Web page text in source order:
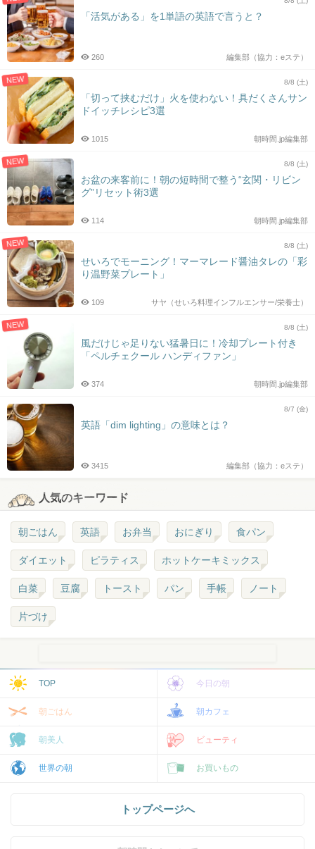
「活気がある」を1単語の英語で言うと？
編集部（協力：eステ）
260
NEW 8/8 (土)
「切って挟むだけ」火を使わない！具だくさんサン
ドイッチレシピ3選
朝時間.jp編集部
1015
NEW 8/8 (土)
お盆の来客前に！朝の短時間で整う“玄関・リビン
グ”リセット術3選
朝時間.jp編集部
114
NEW 8/8 (土)
せいろでモーニング！マーマレード醤油タレの「彩
り温野菜プレート」
サヤ（せいろ料理インフルエンサー/栄養士）
109
NEW 8/8 (土)
風だけじゃ足りない猛暑日に！冷却プレート付き
「ペルチェクール ハンディファン」
朝時間.jp編集部
374
8/7 (金)
英語「dim lighting」の意味とは？
編集部（協力：eステ）
3415
人気のキーワード
朝ごはん 英語 お弁当 おにぎり 食パン
ダイエット ピラティス ホットケーキミックス
白菜 豆腐 トースト パン 手帳 ノート
片づけ
TOP 今日の朝
朝ごはん 朝カフェ
朝美人 ビューティ
世界の朝 お買いもの
トップページへ